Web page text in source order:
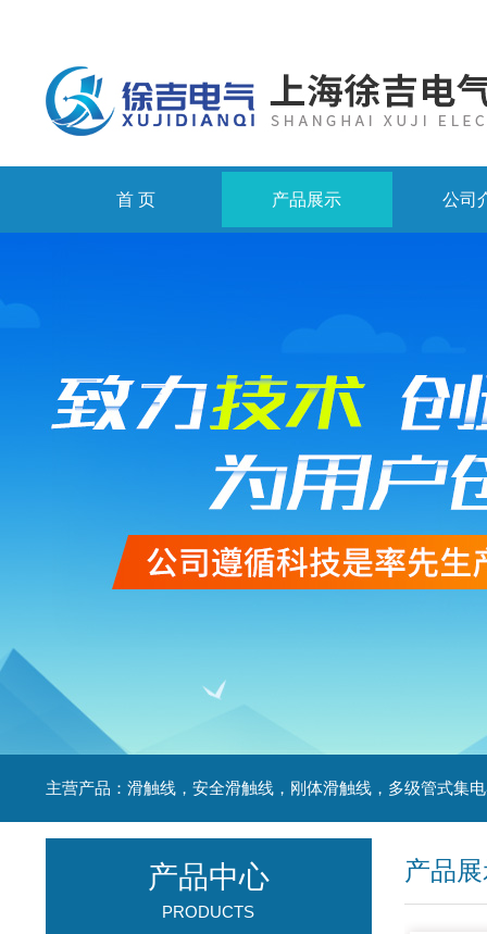
首 页 产品展示 公司
产品
产品中心
PRODUCTS